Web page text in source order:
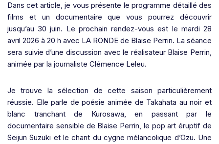
Dans cet article, je vous présente le programme détaillé des
films et un documentaire que vous pourrez découvrir
jusqu’au 30 juin. Le prochain rendez-vous est le mardi 28
avril 2026 à 20 h avec LA RONDE de Blaise Perrin. La séance
sera suivie d’une discussion avec le réalisateur Blaise Perrin,
animée par la journaliste Clémence Leleu.
Je trouve la sélection de cette saison particulièrement
réussie. Elle parle de poésie animée de Takahata au noir et
blanc tranchant de Kurosawa, en passant par le
documentaire sensible de Blaise Perrin, le pop art éruptif de
Seijun Suzuki et le chant du cygne mélancolique d’Ozu. Une